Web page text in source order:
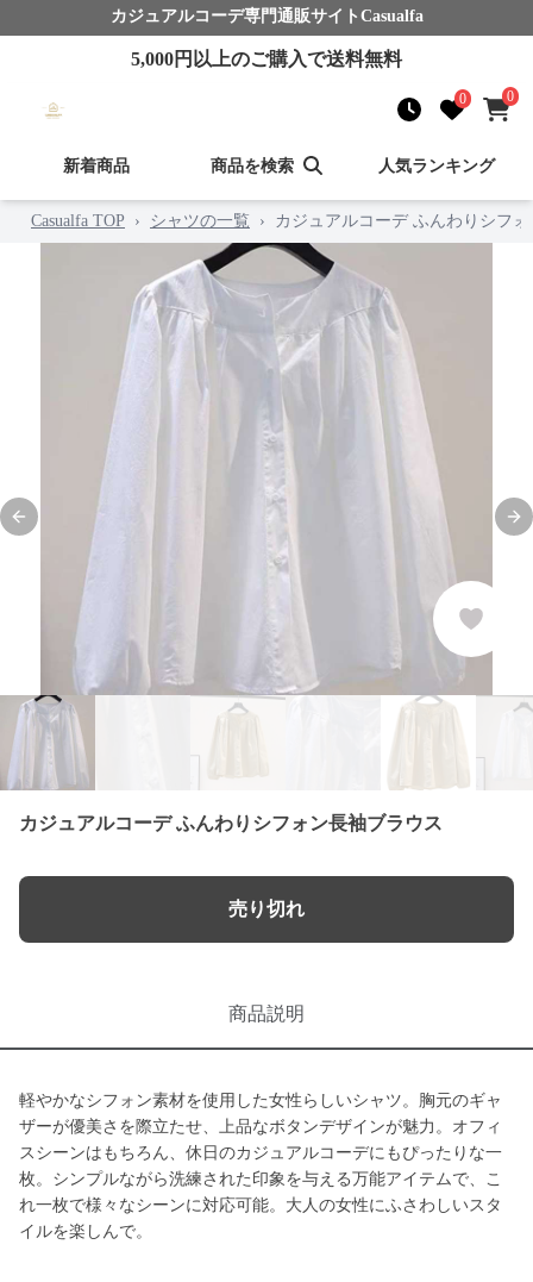
カジュアルコーデ専門通販サイト Casualfa
5,000円以上のご購入で送料無料
0 0
新着商品 商品を検索 人気ランキング
Casualfa TOP › シャツの一覧 › カジュアルコーデ ふんわりシフ
Previous slide
カジュアルコーデ ふんわりシフォン長袖ブラウス
売り切れ
商品説明
軽やかなシフォン素材を使用した女性らしいシャツ。胸元のギャ
ザーが優美さを際立たせ、上品なボタンデザインが魅力。オフィ
スシーンはもちろん、休日のカジュアルコーデにもぴったりな一
枚。シンプルながら洗練された印象を与える万能アイテムで、こ
れ一枚で様々なシーンに対応可能。大人の女性にふさわしいスタ
イルを楽しんで。